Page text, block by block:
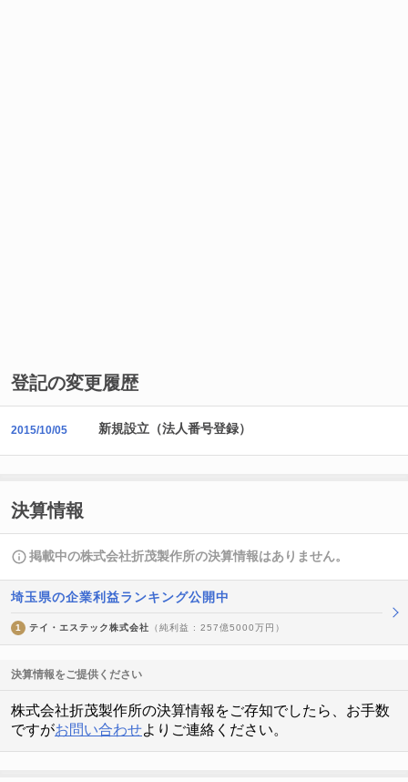
登記の変更履歴
2015/10/05 新規設立（法人番号登録）
決算情報
掲載中の株式会社折茂製作所の決算情報はありません。
埼玉県の企業利益ランキング公開中
1 テイ・エステック株式会社 （純利益 : 257億5000万円）
決算情報をご提供ください
株式会社折茂製作所の決算情報をご存知でしたら、お手数
ですがお問い合わせよりご連絡ください。